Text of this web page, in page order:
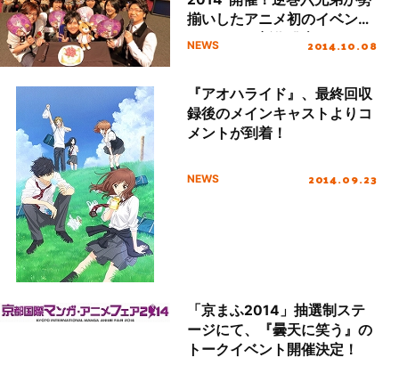
揃いしたアニメ初のイベント
で、アニメ新作発表も！
NEWS 2014.10.08
『アオハライド』、最終回収
録後のメインキャストよりコ
メントが到着！
NEWS 2014.09.23
「京まふ2014」抽選制ステ
ージにて、『曇天に笑う』の
トークイベント開催決定！